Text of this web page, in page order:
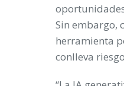
Sin embargo,
herramienta
conlleva